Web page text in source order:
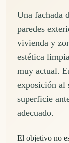
Una fachada
paredes
vivienda y
estética
muy actual.
exposición al
superficie
adecuado.
El objetivo no